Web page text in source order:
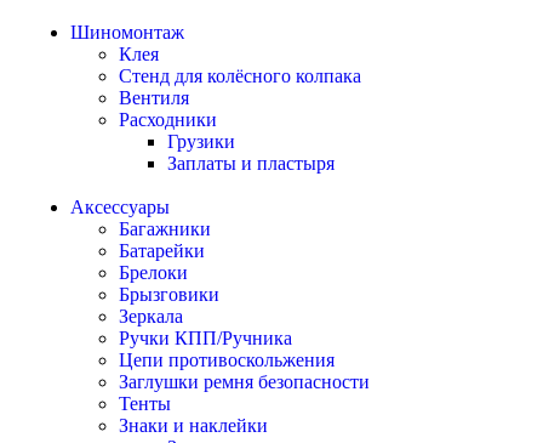
Шиномонтаж
Клея
Стенд для колёсного колпака
Вентиля
Расходники
Грузики
Заплаты и пластыря
Аксессуары
Багажники
Батарейки
Брелоки
Брызговики
Зеркала
Ручки КПП/Ручника
Цепи противоскольжения
Заглушки ремня безопасности
Тенты
Знаки и наклейки